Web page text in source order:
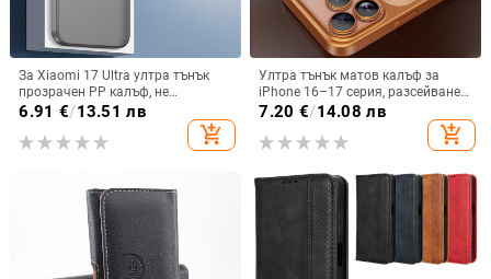
За Xiaomi 17 Ultra ултра тънък
прозрачен PP калъф, не
пожълтява, матиран финиш и
6.91 €/13.51 лв
add_shopping_cart
Ултра тънък матов калъф за
iPhone 16–17 серия, разсейване
на топлината, пълно покритие,
удароустойчив и устойчив на
отпечатъци
7.20 €/14.08 лв
add_shopping_cart